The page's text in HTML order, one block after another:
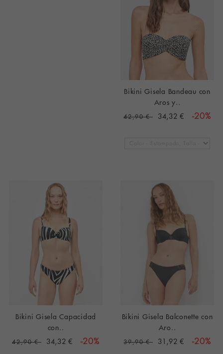
Bikini Gisela Bandeau con
Aros y..
42,90 € 34,32 € -20%
Bikini Gisela Capacidad
con..
42,90 € 34,32 € -20%
Bikini Gisela Balconette con
Aro..
39,90 € 31,92 € -20%